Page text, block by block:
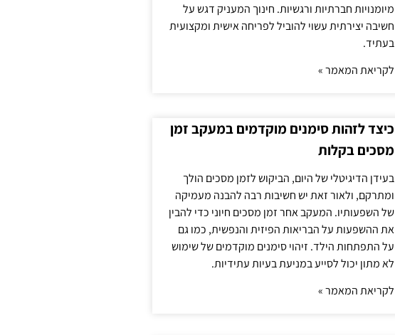
מיומנויות חברתיות ורגשיות. חינוך המעניק דגש על
חשיבה יצירתית עשוי להוביל לפריחה אישית ומקצועית
בעתיד.
לקריאת המאמר »
כיצד לזהות סימנים מוקדמים במעקב זמן
מסכים בקלות
בעידן הדיגיטלי של היום, הביקוש לזמן מסכים הולך
ומתרקם, ולאור זאת יש חשיבות רבה להבנה מעמיקה
של השפעותיו. המעקב אחר זמן מסכים חיוני כדי להבין
את ההשפעות על הבריאות הפיזית והנפשית, כמו גם
על התפתחות הילד. זיהוי סימנים מוקדמים של שימוש
לא מתון יכול לסייע במניעת בעיות עתידיות.
לקריאת המאמר »